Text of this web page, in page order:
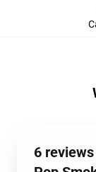
6